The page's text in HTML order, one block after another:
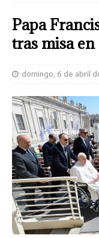
Papa
tras misa
domingo, 6 de abril